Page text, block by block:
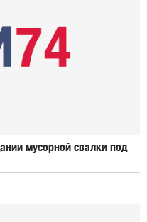
мусорной свалки под